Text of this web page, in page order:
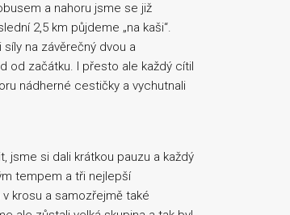
a nahoru jsme se již
2,5 km půjdeme „na kaši“.
na závěrečný dvou a
od začátku. I přesto ale každý cítil
nádherné cestičky a vychutnali
jsme si dali krátkou pauzu a každý
tempem a tři nejlepší
krosu a samozřejmě také